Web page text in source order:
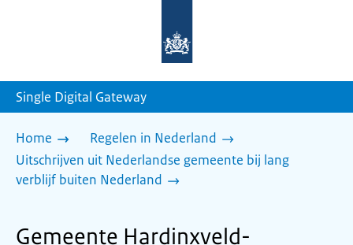
homepage
Single Digital Gateway
Home
Regelen in Nederland
Uitschrijven uit Nederlandse gemeente bij lang
verblijf buiten Nederland
Gemeente Hardinxveld-